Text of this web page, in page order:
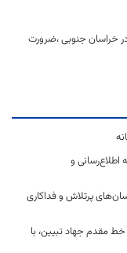
خراسان جنوبی ،ضرورت
و
پرتلاش و فداکاری
مقدم جهاد تبیین، با